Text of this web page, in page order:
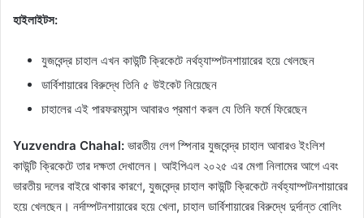
হাইলাইটস:
যুজবেন্দ্র চাহাল এখন কাউন্টি ক্রিকেটে নর্থহ্যাম্পটনশায়ারের হয়ে খেলছেন
ডার্বিশায়ারের বিরুদ্ধে তিনি ৫ উইকেট নিয়েছেন
চাহালের এই পারফরম্যান্স আবারও প্রমাণ করল যে তিনি ফর্মে ফিরেছেন
Yuzvendra Chahal: ভারতীয় লেগ স্পিনার যুজবেন্দ্র চাহাল আবারও ইংলিশ
কাউন্টি ক্রিকেটে তার দক্ষতা দেখালেন। আইপিএল ২০২৫ এর মেগা নিলামের আগে এবং
ভারতীয় দলের বাইরে থাকার কারণে, যুজবেন্দ্র চাহাল কাউন্টি ক্রিকেটে নর্থহ্যাম্পটনশায়ারের
হয়ে খেলছেন। নর্দাম্পটনশায়ারের হয়ে খেলা, চাহাল ডার্বিশায়ারের বিরুদ্ধে দুর্দান্ত বোলিং